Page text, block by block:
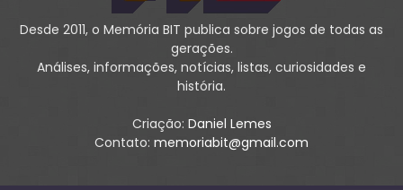
Desde 2011, o Memória BIT publica sobre jogos de todas as
gerações.
Análises, informações, notícias, listas, curiosidades e
história.
Criação: Daniel Lemes
Contato: memoriabit@gmail.com